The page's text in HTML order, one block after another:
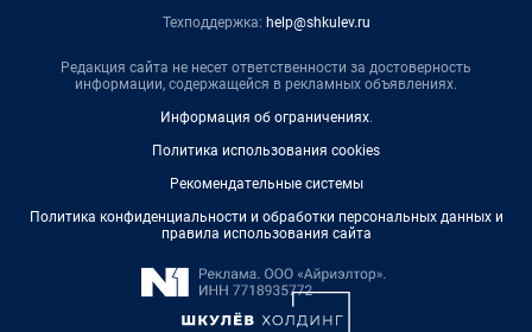
Техподдержка: help@shkulev.ru
Редакция сайта не несет ответственности за достоверность
информации, содержащейся в рекламных объявлениях.
Информация об ограничениях.
Политика использования cookies
Рекомендательные системы
Политика конфиденциальности и обработки персональных данных и
правила использования сайта